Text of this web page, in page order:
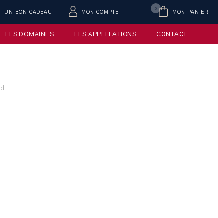
UN BON CADEAU MON COMPTE MON PANIER
0
LES DOMAINES LES APPELLATIONS CONTACT